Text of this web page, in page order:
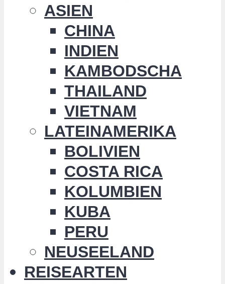
ASIEN
CHINA
INDIEN
KAMBODSCHA
THAILAND
VIETNAM
LATEINAMERIKA
BOLIVIEN
COSTA RICA
KOLUMBIEN
KUBA
PERU
NEUSEELAND
REISEARTEN